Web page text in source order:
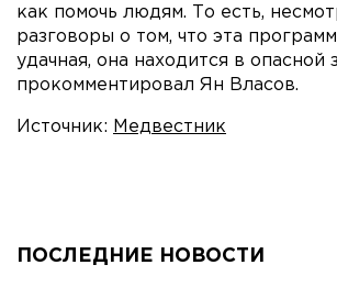
как помочь людям. То есть,
разговоры о том, что эта
удачная, она находится в опасной
прокомментировал Ян Власов.
Источник: Медвестник
ПОСЛЕДНИЕ НОВОСТИ